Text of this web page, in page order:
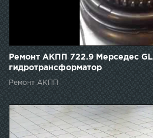
Ремонт АКПП 722.9 Мерседес
гидротрансформатор
Ремонт АКПП